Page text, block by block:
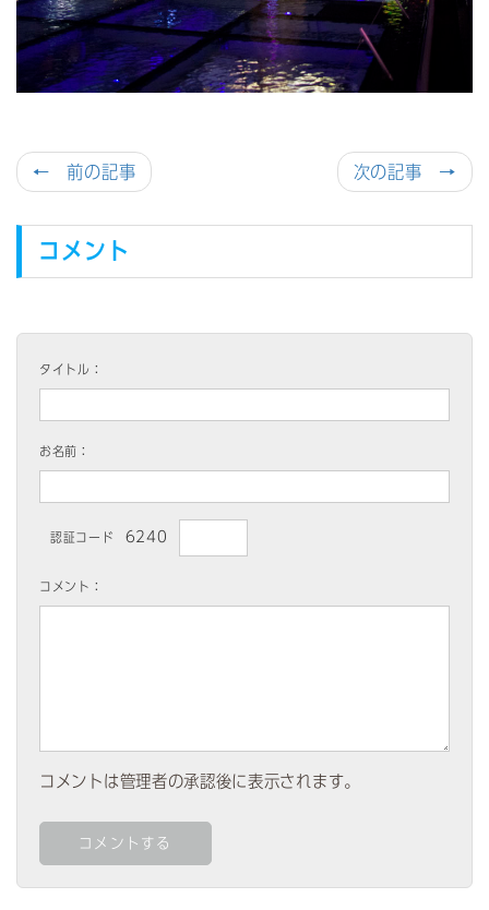
次の記事 →
← 前の記事
コメント
タイトル：
お名前：
認証コード 6240
コメント：
コメントは管理者の承認後に表示されます。